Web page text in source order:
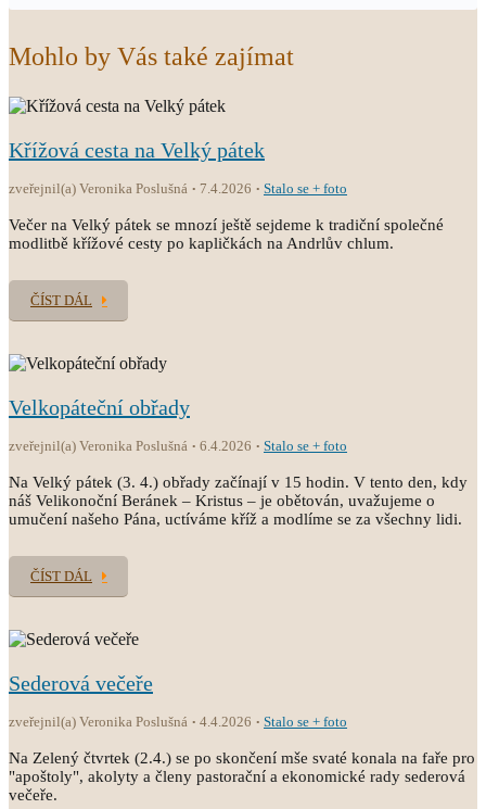
Mohlo by Vás také zajímat
Křížová cesta na Velký pátek
zveřejnil(a) Veronika Poslušná 7.4.2026 Stalo se + foto
Večer na Velký pátek se mnozí ještě sejdeme k tradiční společné
modlitbě křížové cesty po kapličkách na Andrlův chlum.
ČÍST DÁL
Velkopáteční obřady
zveřejnil(a) Veronika Poslušná 6.4.2026 Stalo se + foto
Na Velký pátek (3. 4.) obřady začínají v 15 hodin. V tento den, kdy
náš Velikonoční Beránek – Kristus – je obětován, uvažujeme o
umučení našeho Pána, uctíváme kříž a modlíme se za všechny lidi.
ČÍST DÁL
Sederová večeře
zveřejnil(a) Veronika Poslušná 4.4.2026 Stalo se + foto
Na Zelený čtvrtek (2.4.) se po skončení mše svaté konala na faře pro
"apoštoly", akolyty a členy pastorační a ekonomické rady sederová
večeře.